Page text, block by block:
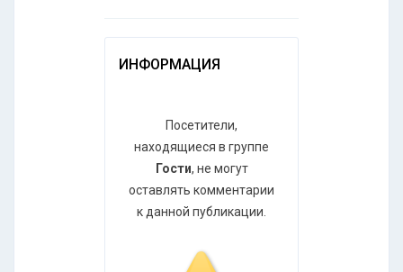
ИНФОРМАЦИЯ
Посетители,
находящиеся в группе
Гости, не могут
оставлять комментарии
к данной публикации.